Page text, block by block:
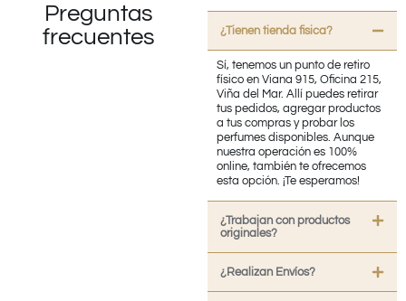
Preguntas
frecuentes
¿Tienen tienda fisica?
Sí, tenemos un punto de retiro
físico en Viana 915, Oficina 215,
Viña del Mar. Allí puedes retirar
tus pedidos, agregar productos
a tus compras y probar los
perfumes disponibles. Aunque
nuestra operación es 100%
online, también te ofrecemos
esta opción. ¡Te esperamos!
¿Trabajan con productos
originales?
¿Realizan Envíos?